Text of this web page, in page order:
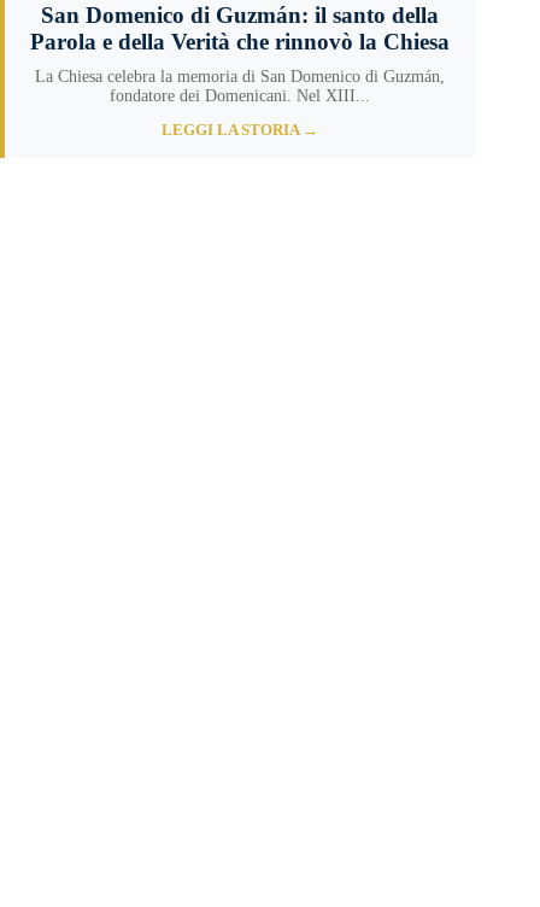
San Domenico di Guzmán: il santo della
Parola e della Verità che rinnovò la Chiesa
La Chiesa celebra la memoria di San Domenico di Guzmán,
fondatore dei Domenicani. Nel XIII...
LEGGI LA STORIA →